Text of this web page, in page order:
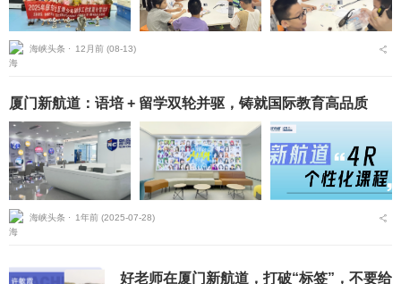
海峡头条 ⋅ 12月前 (08-13)
厦门新航道：语培 + 留学双轮并驱，铸就国际教育高品质
海峡头条 ⋅ 1年前 (2025-07-28)
好老师在厦门新航道，打破“标签”，不要给